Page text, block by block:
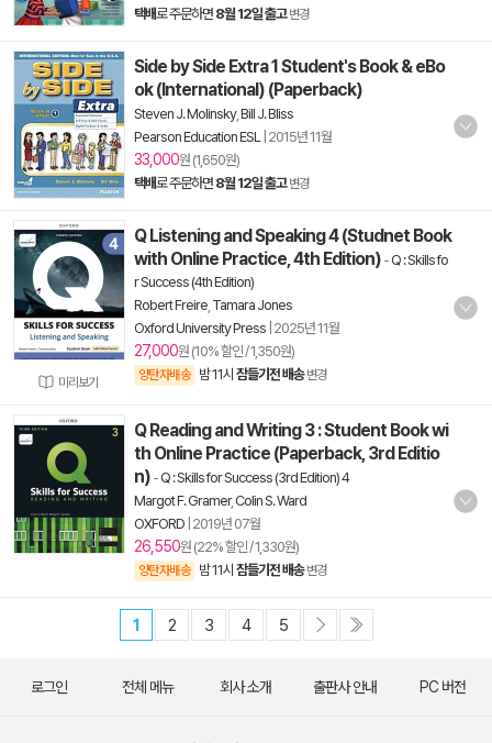
택배로 주문하면 8월 12일 출고 변경
Side by Side Extra 1 Student's Book & eBo
ok (International) (Paperback)
Steven J. Molinsky, Bill J. Bliss
Pearson Education ESL| 2015년 11월
33,000원 (1,650원)
택배로 주문하면 8월 12일 출고 변경
미리보기
Q Listening and Speaking 4 (Studnet Book
with Online Practice, 4th Edition) -Q : Skills fo
r Success (4th Edition)
Robert Freire Tamara Jones
Oxford University Press 2025년 11월
27,000원 (10% 할인 / 1,350원)
양탄자배송 밤 11시 잠들기전 배송 변경
Q Reading and Writing 3 : Student Book wi
th Online Practice (Paperback, 3rd Editio
n) -Q : Skills for Success (3rd Edition) 4
Margot F. Gramer,Colin S. Ward
OXFORD 2019년 07월
26,550원 (22% 할인 / 1,330원)
양탄자배송 밤 11시 잠들기전 배송 변경
1 2 3 4 5
로그인 전체 메뉴 회사 소개 출판사 안내 PC 버전